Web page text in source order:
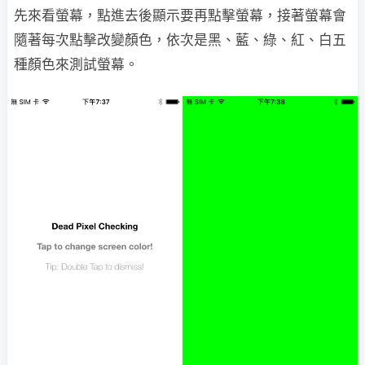
先來看螢幕，點進去後顯示要再點擊螢幕，接著螢幕會
隨著每次點擊改變顏色，依次是黑、藍、綠、紅、白五
種顏色來測試螢幕。